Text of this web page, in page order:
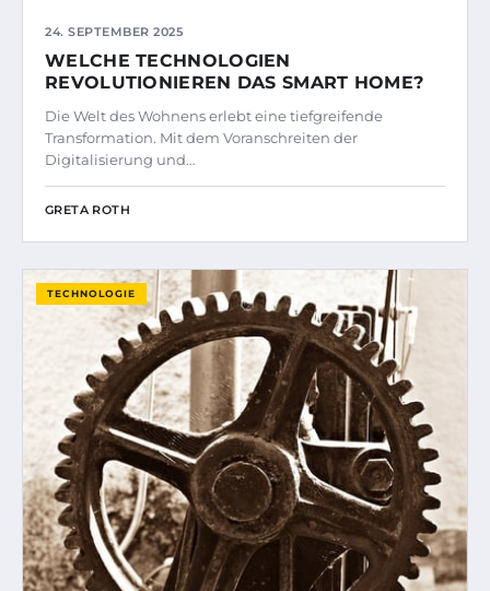
24. SEPTEMBER 2025
WELCHE TECHNOLOGIEN
REVOLUTIONIEREN DAS SMART HOME?
Die Welt des Wohnens erlebt eine tiefgreifende
Transformation. Mit dem Voranschreiten der
Digitalisierung und…
GRETA ROTH
TECHNOLOGIE